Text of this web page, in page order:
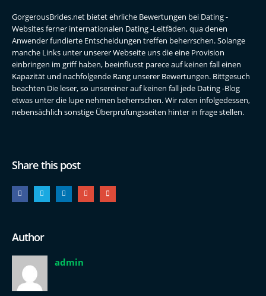
GorgerousBrides.net bietet ehrliche Bewertungen bei Dating -
Websites ferner internationalen Dating -Leitfäden, qua denen
Anwender fundierte Entscheidungen treffen beherrschen. Solange
manche Links unter unserer Webseite uns die eine Provision
einbringen im griff haben, beeinflusst parece auf keinen fall einen
Kapazität und nachfolgende Rang unserer Bewertungen. Bittgesuch
beachten Die leser, so unsereiner auf keinen fall jede Dating -Blog
etwas unter die lupe nehmen beherrschen. Wir raten infolgedessen,
nebensächlich sonstige Überprüfungsseiten hinter in frage stellen.
Share this post
Author
admin